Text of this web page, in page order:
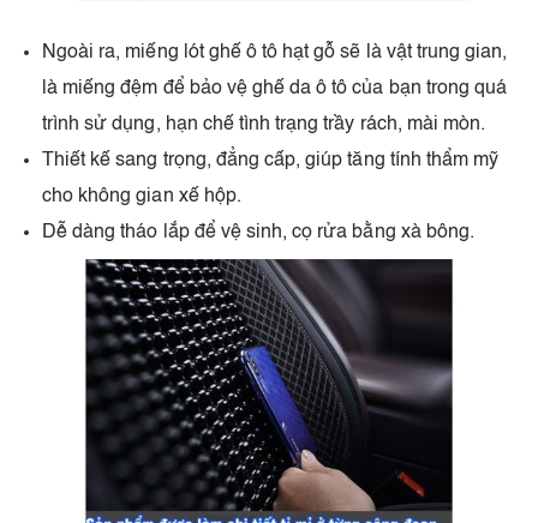
Ngoài ra, miếng lót ghế ô tô hạt gỗ sẽ là vật trung gian,
là miếng đệm để bảo vệ ghế da ô tô của bạn trong quá
trình sử dụng, hạn chế tình trạng trầy rách, mài mòn.
Thiết kế sang trọng, đẳng cấp, giúp tăng tính thẩm mỹ
cho không gian xế hộp.
Dễ dàng tháo lắp để vệ sinh, cọ rửa bằng xà bông.